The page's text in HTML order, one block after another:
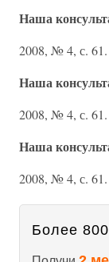
Наша
2008, № 4, с. 61.
Наша
2008, № 4, с. 61.
Наша
2008, № 4, с. 61.
Более